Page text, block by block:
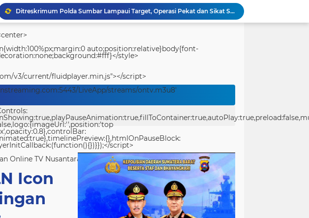
Ditreskrimum Polda Sumbar Lampaui Target, Operasi Pekat dan Sikat Singgalang 2026 Catat Hasil Maksimal
auto;position:relative}body{font-
style>
v3/current/fluidplayer.min.js"></script>
LiveApp/streams/ontv.m3u8'
script>
Online TV Nusantara <center>
Icon